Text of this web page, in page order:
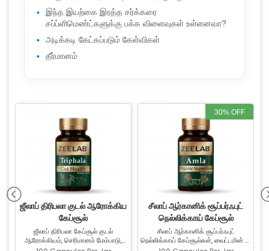
இந்த இயற்கை இரத்த சர்க்கரை
சப்ப்ளிமெண்ட்களுக்கு பக்க விளைவுகள் உள்ளனவா?
அடிக்கடி கேட்கப்படும் கேள்விகள்
தீர்மானம்
ஜீலாப் திரிபலா குடல் ஆரோக்கிய
கேப்சூல்
ஜீலாப் திரிபலா கேப்சூல் குடல்
ஆரோக்கியம், செரிமானம் மேம்பாடு,
சீலாப் ஆர்கானிக் சூப்பர்ஃபுட்
நெல்லிக்காய் கேப்சூல்
சீலாப் ஆர்கானிக் சூப்பர்ஃபுட்
நெல்லிக்காய் கேப்சூல்கள், வைட்டமின் C,
30% OFF